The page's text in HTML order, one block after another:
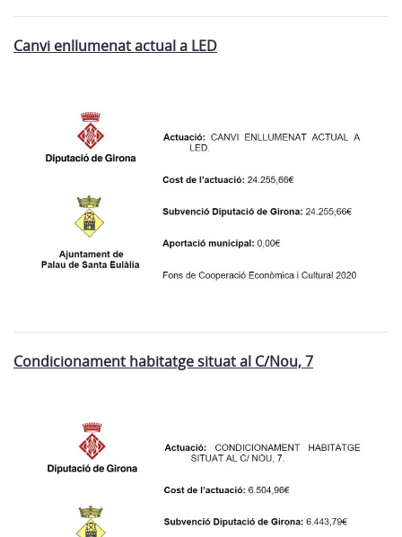
Canvi enllumenat actual a LED
Condicionament habitatge situat al C/Nou, 7